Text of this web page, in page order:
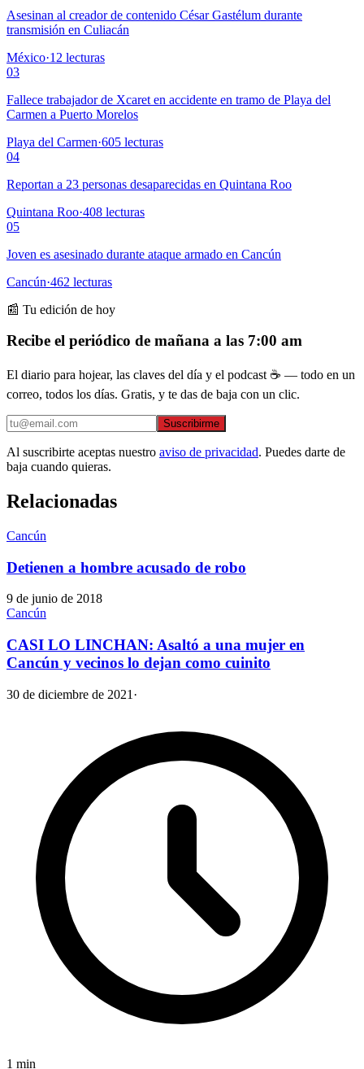
Asesinan al creador de contenido César Gastélum durante
transmisión en Culiacán
México·12 lecturas
03
Fallece trabajador de Xcaret en accidente en tramo de Playa del
Carmen a Puerto Morelos
Playa del Carmen·605 lecturas
04
Reportan a 23 personas desaparecidas en Quintana Roo
Quintana Roo·408 lecturas
05
Joven es asesinado durante ataque armado en Cancún
Cancún·462 lecturas
📰 Tu edición de hoy
Recibe el periódico de mañana a las 7:00 am
El diario para hojear, las claves del día y el podcast ☕ — todo en un
correo, todos los días. Gratis, y te das de baja con un clic.
Suscribirme
Al suscribirte aceptas nuestro aviso de privacidad. Puedes darte de
baja cuando quieras.
Relacionadas
Cancún
Detienen a hombre acusado de robo
9 de junio de 2018
Cancún
CASI LO LINCHAN: Asaltó a una mujer en
Cancún y vecinos lo dejan como cuinito
30 de diciembre de 2021 ·
1 min